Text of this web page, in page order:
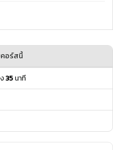
คอร์สนี้
35นาที